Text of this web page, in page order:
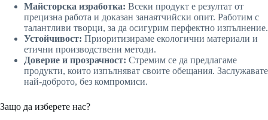
Майсторска изработка: Всеки продукт е резултат от
прецизна работа и доказан занаятчийски опит. Работим с
талантливи творци, за да осигурим перфектно изпълнение.
Устойчивост: Приоритизираме екологични материали и
етични производствени методи.
Доверие и прозрачност: Стремим се да предлагаме
продукти, които изпълняват своите обещания. Заслужавате
най-доброто, без компромиси.
Защо да изберете нас?